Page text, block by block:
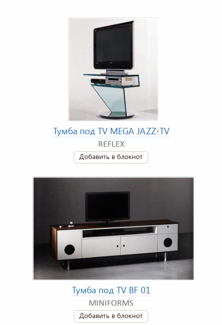
Тумба под TV MEGA JAZZ-TV
REFLEX
Добавить в блокнот
Тумба под TV BF 01
MINIFORMS
Добавить в блокнот